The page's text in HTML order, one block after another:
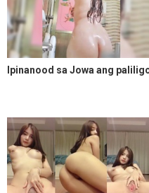
Ipinanood sa Jowa ang